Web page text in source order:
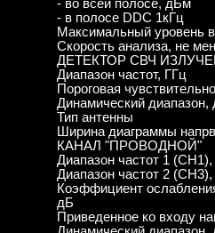
- во всей полосе, дБм
- в полосе DDC 1кГц
Максимальный уровень
Скорость анализа, не
ДЕТЕКТОР СВЧ
Диапазон частот, ГГц
Пороговая
Динамический диапазон,
Тип антенны
Ширина диаграммы
КАНАЛ "ПРОВОДНОЙ"
Диапазон частот 1
Диапазон частот 2
Коэффициент
дБ
Приведенное ко входу